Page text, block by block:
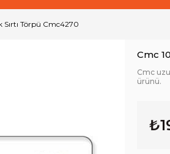
Sırtı Törpü Cmc4270
Cmc
Cmc
ürünü.